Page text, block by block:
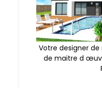
Votre designer
de maitre d